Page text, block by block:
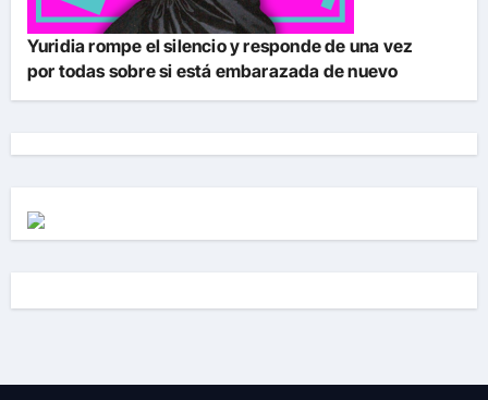
Yuridia rompe el silencio y responde de una vez
por todas sobre si está embarazada de nuevo